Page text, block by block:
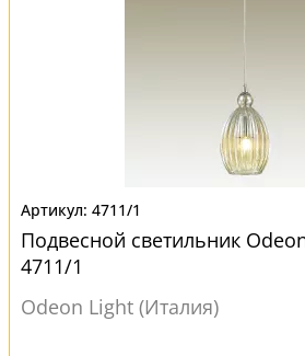
4711/1
Подвесной светильник
4711/1
Odeon Light (Италия)